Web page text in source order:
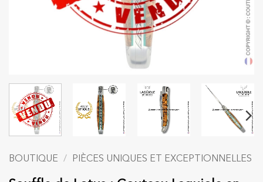
BOUTIQUE / PIÈCES UNIQUES ET EXCEPTIONNELLES